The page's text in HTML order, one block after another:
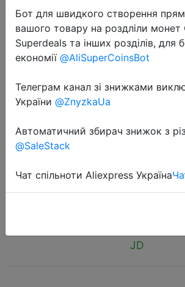
2018-11-24
Humidifier Aroma
Diffuser - увоажнитель
$15.49
JD
Бот для швидкого створення
вашого товару на роздліли монет
Superdeals та інших розділів, для
економії @AliSuperCoinsBot
Телеграм канал зі знижками
України @ZnyzkaUa
Автоматичний збирач знижок з
@SaleStack
Чат спільноти Aliexpress Україна